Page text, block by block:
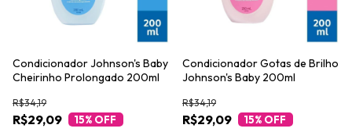
Condicionador Johnson's Baby
Cheirinho Prolongado 200ml
R$29,09
R$34,19
15% OFF
Condicionador Gotas de Brilho
Johnson's Baby 200ml
R$29,09
R$34,19
15% OFF